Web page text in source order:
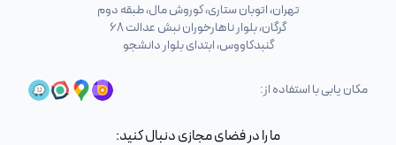
تهران، اتوبان ستاری، کوروش مال، طبقه دوم
گرگان، بلوار ناهارخوران نبش عدالت 68
گنبدکاووس، ابتدای بلوار دانشجو
مکان یابی با استفاده از:
ما را در فضای مجازی دنبال کنید: